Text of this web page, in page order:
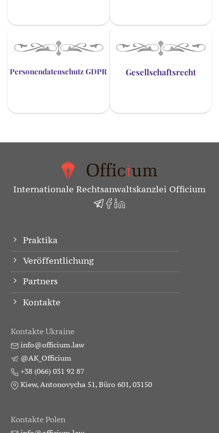
Personendatenschutz GDPR Gesellschaftsrecht
Internationale Rechtsanwaltskanzlei Officium
Praktika
Veröffentlichung
Partners
Kontakte
Kontakte Ukraine
info@officium.law
@AK_Officium
+38 (066) 031 92 87
Kiew, Antonovycha 51, Büro 601, 03150
Kontakte Polen